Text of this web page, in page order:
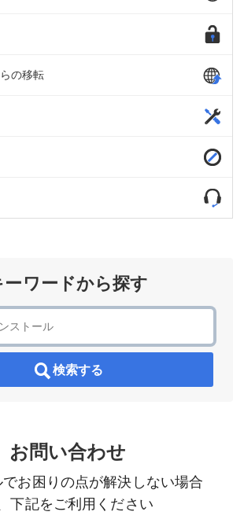
の移転
ーワードから探す
検索する
お問い合わせ
お困りの点が解決しない場合
下記をご利用ください